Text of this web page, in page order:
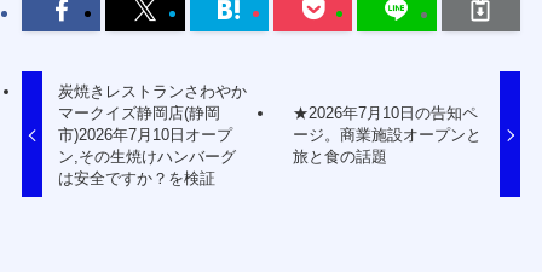
炭焼きレストランさわやか
マークイズ静岡店(静岡
市)2026年7月10日オープ
ン,その生焼けハンバーグ
は安全ですか？を検証
★2026年7月10日の告知ペ
ージ。商業施設オープンと
旅と食の話題